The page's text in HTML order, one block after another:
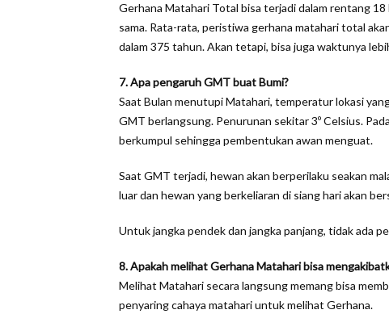
Gerhana Matahari Total bisa terjadi dalam rentang
sama. Rata-rata, peristiwa gerhana matahari total
dalam 375 tahun. Akan tetapi, bisa juga waktunya
7. Apa pengaruh GMT buat Bumi?
Saat Bulan menutupi Matahari, temperatur lokasi
GMT berlangsung. Penurunan sekitar 3º Celsius.
berkumpul sehingga pembentukan awan menguat.
Saat GMT terjadi, hewan akan berperilaku seakan
luar dan hewan yang berkeliaran di siang hari akan
Untuk jangka pendek dan jangka panjang, tidak ada
8. Apakah melihat Gerhana Matahari bisa
Melihat Matahari secara langsung memang bisa
penyaring cahaya matahari untuk melihat Gerhana.